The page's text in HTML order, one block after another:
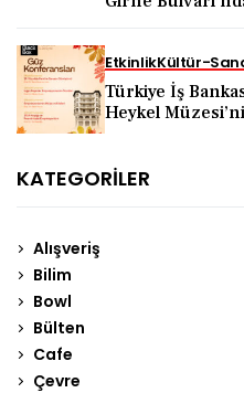
EtkinlikKültür-
Türkiye İş
Heykel
KATEGORILER
Alışveriş
Bilim
Bowl
Bülten
Cafe
Çevre